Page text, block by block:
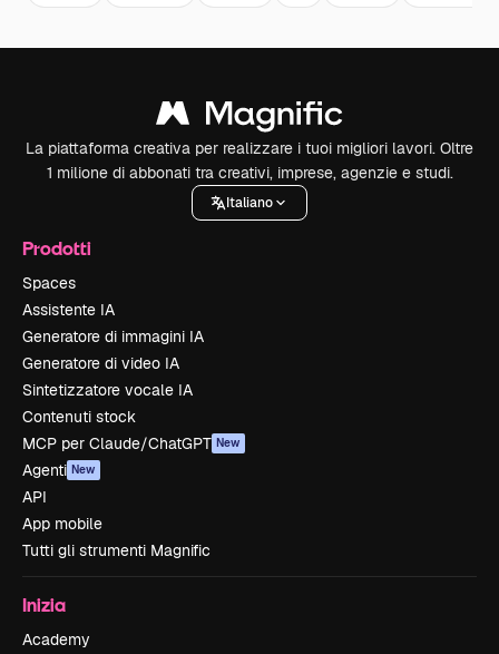
La piattaforma creativa per realizzare i tuoi migliori lavori. Oltre
1 milione di abbonati tra creativi, imprese, agenzie e studi.
Italiano
Prodotti
Spaces
Assistente IA
Generatore di immagini IA
Generatore di video IA
Sintetizzatore vocale IA
Contenuti stock
MCP per Claude/ChatGPT New
Agenti New
API
App mobile
Tutti gli strumenti Magnific
Inizia
Academy